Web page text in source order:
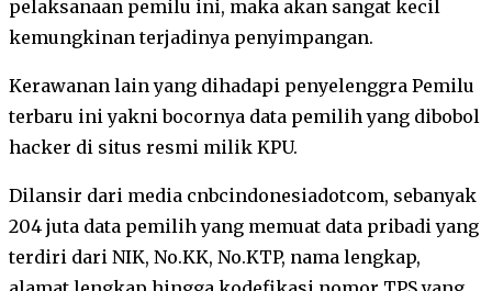
pelaksanaan pemilu ini, maka akan sangat kecil
kemungkinan terjadinya penyimpangan.
Kerawanan lain yang dihadapi penyelenggra Pemilu
terbaru ini yakni bocornya data pemilih yang dibobol
hacker di situs resmi milik KPU.
Dilansir dari media cnbcindonesiadotcom, sebanyak
204 juta data pemilih yang memuat data pribadi yang
terdiri dari NIK, No.KK, No.KTP, nama lengkap,